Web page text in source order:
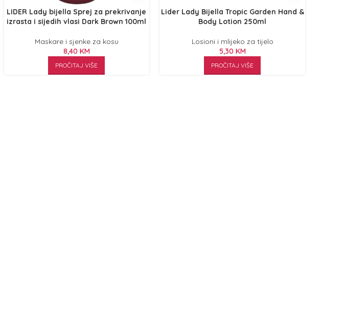
LIDER Lady bijella Sprej za prekrivanje
izrasta i sijedih vlasi Dark Brown 100ml
Maskare i sjenke za kosu
8,40 KM
PROČITAJ VIŠE
Lider Lady Bijella Tropic Garden Hand &
Body Lotion 250ml
Losioni i mlijeko za tijelo
5,30 KM
PROČITAJ VIŠE